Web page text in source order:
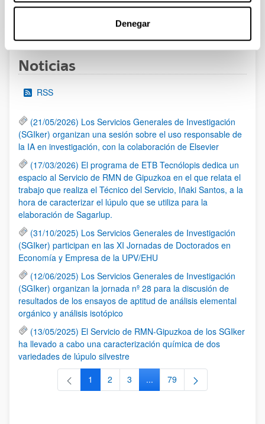
Denegar
Páginas intermedias Use TAB para desplazarse.
PáginaPágina
13 14
Noticias
RSS
(21/05/2026) Los Servicios Generales de Investigación
(SGIker) organizan una sesión sobre el uso responsable de
la IA en investigación, con la colaboración de Elsevier
(17/03/2026) El programa de ETB Tecnólopis dedica un
espacio al Servicio de RMN de Gipuzkoa en el que relata el
trabajo que realiza el Técnico del Servicio, Iñaki Santos, a la
hora de caracterizar el lúpulo que se utiliza para la
elaboración de Sagarlup.
(31/10/2025) Los Servicios Generales de Investigación
(SGIker) participan en las XI Jornadas de Doctorados en
Economía y Empresa de la UPV/EHU
(12/06/2025) Los Servicios Generales de Investigación
(SGIker) organizan la jornada nº 28 para la discusión de
resultados de los ensayos de aptitud de análisis elemental
orgánico y análisis isotópico
(13/05/2025) El Servicio de RMN-Gipuzkoa de los SGIker
ha llevado a cabo una caracterización química de dos
variedades de lúpulo silvestre
Página
1 Página
2 Página
3 ...Páginas intermedias Use TAB
Página
79